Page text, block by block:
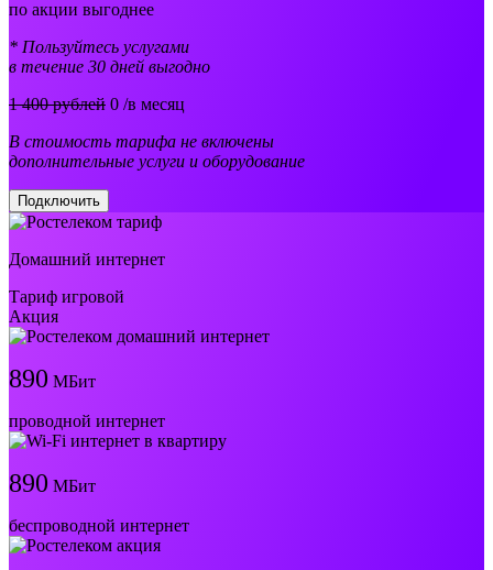
по акции выгоднее
* Пользуйтесь услугами
в течение 30 дней выгодно
1 400 рублей 0 /в месяц
В стоимость тарифа не включены
дополнительные услуги и оборудование
Подключить
Домашний интернет
Тариф игровой
Акция
890 МБит
проводной интернет
890 МБит
беспроводной интернет